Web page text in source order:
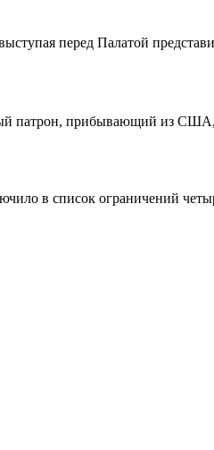
перед Палатой
патрон, прибывающий из США,
в список ограничений